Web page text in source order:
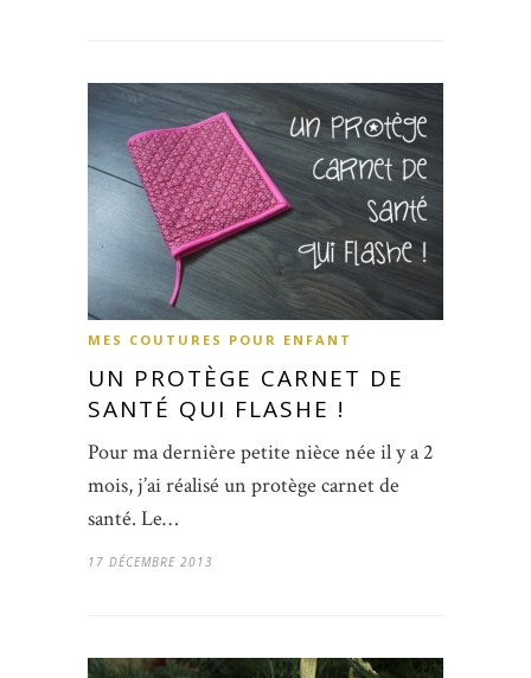
MES COUTURES POUR ENFANT
UN PROTÈGE CARNET DE
SANTÉ QUI FLASHE !
Pour ma dernière petite nièce née il y a 2
mois, j’ai réalisé un protège carnet de
santé. Le…
17 DÉCEMBRE 2013